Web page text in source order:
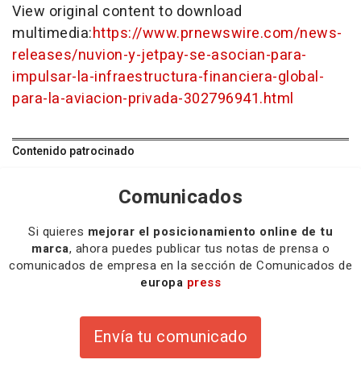
View original content to download
multimedia:https://www.prnewswire.com/news-
releases/nuvion-y-jetpay-se-asocian-para-
impulsar-la-infraestructura-financiera-global-
para-la-aviacion-privada-302796941.html
Contenido patrocinado
Comunicados
Si quieres mejorar el posicionamiento online de tu
marca, ahora puedes publicar tus notas de prensa o
comunicados de empresa en la sección de Comunicados de
europa press
Envía tu comunicado